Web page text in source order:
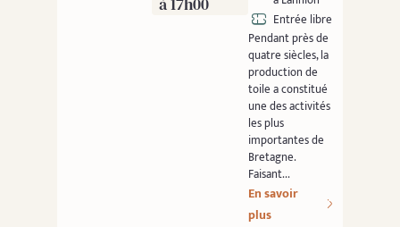
Entrée libre
Pendant près de
quatre siècles, la
production de
toile a constitué
une des activités
les plus
importantes de
Bretagne.
Faisant...
En savoir
plus